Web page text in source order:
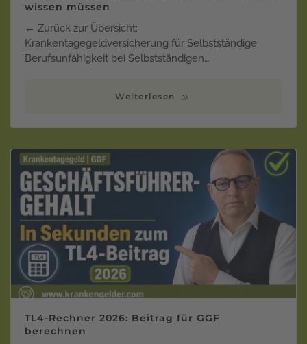
wissen müssen
← Zurück zur Übersicht:
Krankentagegeldversicherung für Selbstständige
Berufsunfähigkeit bei Selbstständigen…
Weiterlesen
TL4-Rechner 2026: Beitrag für GGF
berechnen